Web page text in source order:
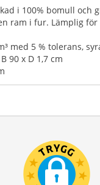
i 100% bomull och
ram i fur. Lämplig för
med 5 % tolerans,
90 x D 1,7 cm